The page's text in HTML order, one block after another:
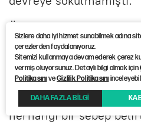
Öte yandan Bilgi
Kurumu (BTK),
sitesinin internet
engellendiğini açıkladı.
internet sitesi
herhangi bir sebep
Sizlere daha iyi hizmet sunabilmek adına
çerezlerden faydalanıyoruz.
Sitemizi kullanmaya devam ederek çerez
vermiş oluyorsunuz. Detaylı bilgi almak için
PolitikasınıveGizlilik Politikasını
DAHA FAZLA BİLGİ